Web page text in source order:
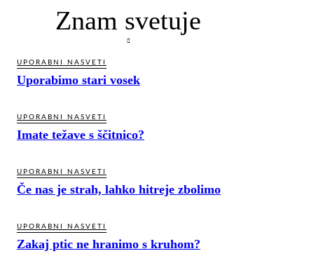
Znam svetuje
UPORABNI NASVETI
Uporabimo stari vosek
UPORABNI NASVETI
Imate težave s ščitnico?
UPORABNI NASVETI
Če nas je strah, lahko hitreje zbolimo
UPORABNI NASVETI
Zakaj ptic ne hranimo s kruhom?